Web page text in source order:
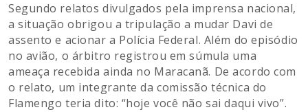
Segundo relatos divulgados pela imprensa nacional,
a situação obrigou a tripulação a mudar Davi de
assento e acionar a Polícia Federal. Além do episódio
no avião, o árbitro registrou em súmula uma
ameaça recebida ainda no Maracanã. De acordo com
o relato, um integrante da comissão técnica do
Flamengo teria dito: “hoje você não sai daqui vivo”.